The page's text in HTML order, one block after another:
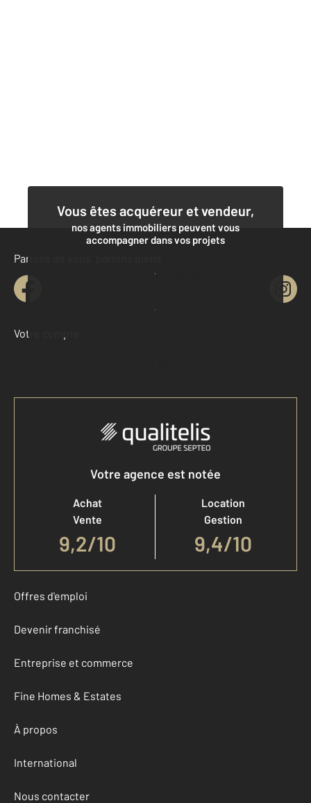
Vous êtes acquéreur et vendeur,
nos agents immobiliers peuvent vous
accompagner dans vos projets
Contacter l'agence
Demander une estimation
Parlons de vous, parlons biens
Votre compte :
Accéder à mon compte
Votre agence est notée
Achat
Vente
9,2/10
Location
Gestion
9,4/10
Offres d'emploi
Devenir franchisé
Entreprise et commerce
Fine Homes & Estates
À propos
International
Nous contacter